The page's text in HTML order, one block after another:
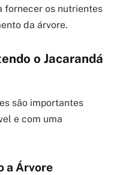
fornecer os nutrientes
da árvore.
o Jacarandá
são importantes
e com uma
a Árvore